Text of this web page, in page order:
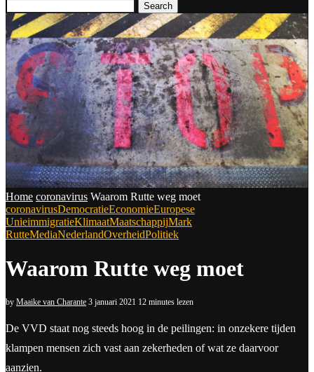
Search
Home coronavirus Waarom Rutte weg moet
coronavirusDemocratieEconomieEuropese
UnieimmigratieKlimaatMaatschappijMark
RutteMediaNederlandOverheidPolitiek
Waarom Rutte weg moet
by Maaike van Charante 3 januari 2021 12 minutes lezen
De VVD staat nog steeds hoog in de peilingen: in onzekere tijden
klampen mensen zich vast aan zekerheden of wat ze daarvoor
aanzien.